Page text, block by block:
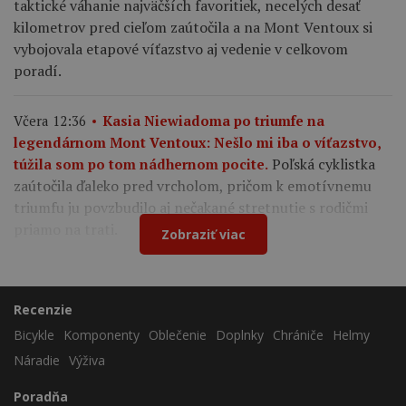
taktické váhanie najväčších favoritiek, necelých desať
kilometrov pred cieľom zaútočila a na Mont Ventoux si
vybojovala etapové víťazstvo aj vedenie v celkovom
poradí.
Včera 12:36
Kasia Niewiadoma po triumfe na
legendárnom Mont Ventoux: Nešlo mi iba o víťazstvo,
túžila som po tom nádhernom pocite. Poľská cyklistka
zaútočila ďaleko pred vrcholom, pričom k emotívnemu
triumfu ju povzbudilo aj nečakané stretnutie s rodičmi
Zobraziť viac
Recenzie
Bicykle
Komponenty Oblečenie Doplnky Chrániče
Helmy
Náradie Výživa
Poradňa